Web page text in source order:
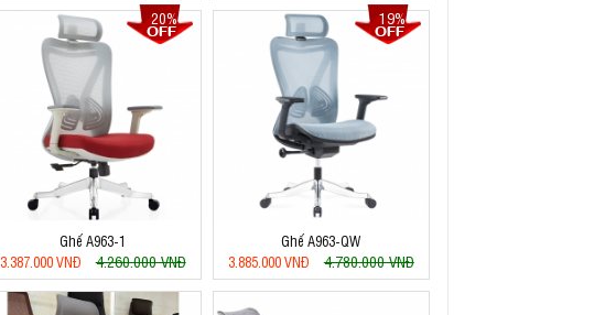
20%
Ghế A963-1
3.387.000 VNĐ
4.260.000 VNĐ
19%
Ghế A963-QW
3.885.000 VNĐ
4.780.000 VNĐ